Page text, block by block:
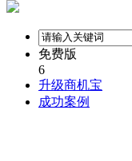
免费版
6
升级商机宝
成功案例